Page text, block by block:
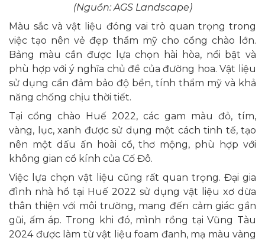
(Nguồn: AGS Landscape)
Màu sắc và vật liệu đóng vai trò quan trọng trong
việc tạo nên vẻ đẹp thẩm mỹ cho cổng chào lớn.
Bảng màu cần được lựa chọn hài hòa, nổi bật và
phù hợp với ý nghĩa chủ đề của đường hoa. Vật liệu
sử dụng cần đảm bảo độ bền, tính thẩm mỹ và khả
năng chống chịu thời tiết.
Tại cổng chào Huế 2022, các gam màu đỏ, tím,
vàng, lục, xanh được sử dụng một cách tinh tế, tạo
nên một dấu ấn hoài cổ, thơ mộng, phù hợp với
không gian cổ kính của Cố Đô.
Việc lựa chọn vật liệu cũng rất quan trọng. Đại gia
đình nhà hổ tại Huế 2022 sử dụng vật liệu xơ dừa
thân thiện với môi trường, mang đến cảm giác gần
gũi, ấm áp. Trong khi đó, mình rồng tại Vũng Tàu
2024 được làm từ vật liệu foam đanh, mạ màu vàng